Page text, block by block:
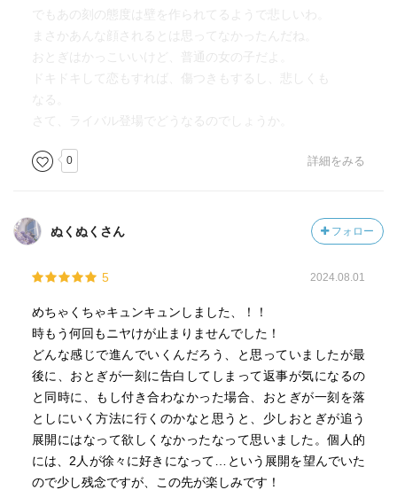
でもあの刻の態度は壁を作られてるようで悲しいわ。
まさかあんな顔されるとは思ってなかったんだね。
おとぎはかっこいいけど、普通の女の子だよ。
ドキドキして恋もすれば、傷つきもするし、悲しくも
なる。
さて、ライバル登場でどうなるのでしょうか。
0 詳細をみる
ぬくぬくさん フォロー
5 2024.08.01
めちゃくちゃキュンキュンしました、！！
時もう何回もニヤけが止まりませんでした！
どんな感じで進んでいくんだろう、と思っていましたが最
後に、おとぎが一刻に告白してしまって返事が気になるの
と同時に、もし付き合わなかった場合、おとぎが一刻を落
としにいく方法に行くのかなと思うと、少しおとぎが追う
展開にはなって欲しくなかったなって思いました。個人的
には、2人が徐々に好きになって…という展開を望んでいた
ので少し残念ですが、この先が楽しみです！